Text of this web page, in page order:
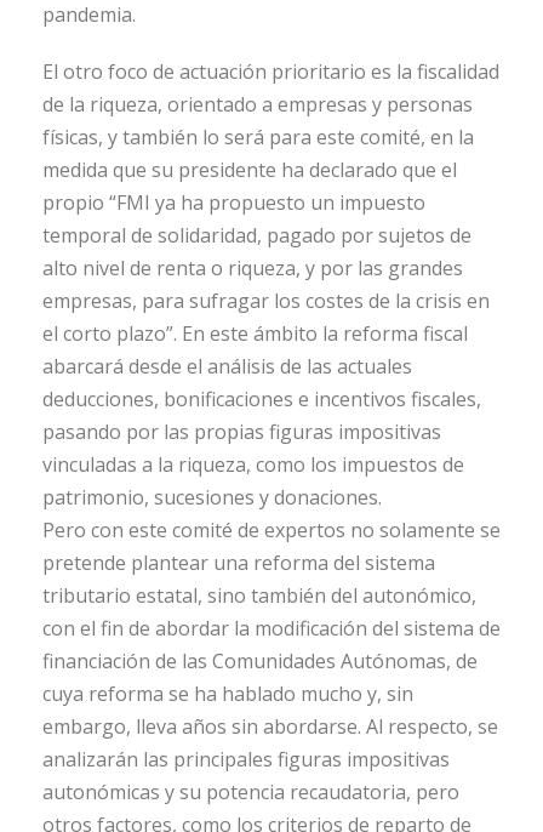
pandemia.
El otro foco de actuación prioritario es la fiscalidad
de la riqueza, orientado a empresas y personas
físicas, y también lo será para este comité, en la
medida que su presidente ha declarado que el
propio “FMI ya ha propuesto un impuesto
temporal de solidaridad, pagado por sujetos de
alto nivel de renta o riqueza, y por las grandes
empresas, para sufragar los costes de la crisis en
el corto plazo”. En este ámbito la reforma fiscal
abarcará desde el análisis de las actuales
deducciones, bonificaciones e incentivos fiscales,
pasando por las propias figuras impositivas
vinculadas a la riqueza, como los impuestos de
patrimonio, sucesiones y donaciones.
Pero con este comité de expertos no solamente se
pretende plantear una reforma del sistema
tributario estatal, sino también del autonómico,
con el fin de abordar la modificación del sistema de
financiación de las Comunidades Autónomas, de
cuya reforma se ha hablado mucho y, sin
embargo, lleva años sin abordarse. Al respecto, se
analizarán las principales figuras impositivas
autonómicas y su potencia recaudatoria, pero
otros factores, como los criterios de reparto de